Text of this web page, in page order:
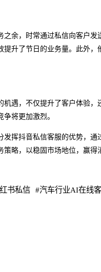
余，时常通过私信向客户
升了节日的业务量。此外
遇，不仅提升了客户体验
将更加激烈。
挥抖音私信客服的优势，
略，以稳固市场地位，赢得
书私信 #汽车行业AI在线